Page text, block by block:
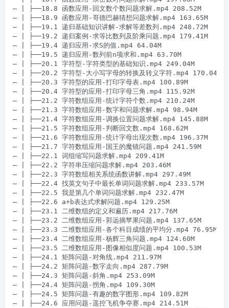
– | ├──18.8 函数应用-回文数个数问题求解.mp4 208.52M
– | ├──18.9 函数应用-哥德巴赫猜想问题求解.mp4 163.65M
– | ├──19.1 递归基础知识讲解-求解等差数列.mp4 248.72M
– | ├──19.2 递归案例-求等比数列及阶乘问题.mp4 179.41M
– | ├──19.4 递归应用-求S的值.mp4 64.04M
– | ├──19.5 递归应用-数列前n项求和.mp4 63.70M
– | ├──20.1 字符型-字符类型的基础知识.mp4 249.04M
– | ├──20.2 字符型-大小写字母的转换及转义字符.mp4 170.04M
– | ├──20.3 字符型的应用-打印字母表.mp4 100.89M
– | ├──20.4 字符型的应用-打印字母三角.mp4 115.92M
– | ├──21.2 字符数组应用-统计字符个数.mp4 210.24M
– | ├──21.3 字符数组应用-数字和问题求解.mp4 98.94M
– | ├──21.4 字符数组应用-调换位置问题求解.mp4 145.88M
– | ├──21.5 字符数组应用-判断回文数.mp4 168.62M
– | ├──21.6 字符数组应用-统计字母出现次数.mp4 196.37M
– | ├──21.7 字符数组应用-国王的魔镜问题.mp4 241.59M
– | ├──22.1 词组缩写问题求解.mp4 209.41M
– | ├──22.2 字符串压缩问题求解.mp4 203.46M
– | ├──22.3 字符数组相关系统函数讲解.mp4 297.49M
– | ├──22.4 找英文句子中最长单词问题求解.mp4 233.57M
– | ├──22.5 我是第几个单词问题求解.mp4 232.47M
– | ├──22.6 a+b表达式求解问题.mp4 129.25M
– | ├──23.1 二维数组的定义和遍历.mp4 217.76M
– | ├──23.2 二维数组应用-郭远摘苹果问题.mp4 137.65M
– | ├──23.3 二维数组应用-各个科目成绩的平均分.mp4 76.95M
– | ├──23.4 二维数组应用-杨辉三角问题.mp4 124.60M
– | ├──23.5 二维数组应用-图像相似度问题.mp4 100.53M
– | ├──24.1 矩阵问题-对角线.mp4 211.97M
– | ├──24.2 矩阵问题-数字走向.mp4 287.79M
– | ├──24.3 矩阵问题-斜角.mp4 253.09M
– | ├──24.4 矩阵问题-拐角.mp4 109.30M
– | ├──24.5 矩阵问题-有趣的数字图形.mp4 109.82M
– | ├──24.6 应用问题-遥控飞机争夺赛.mp4 214.51M